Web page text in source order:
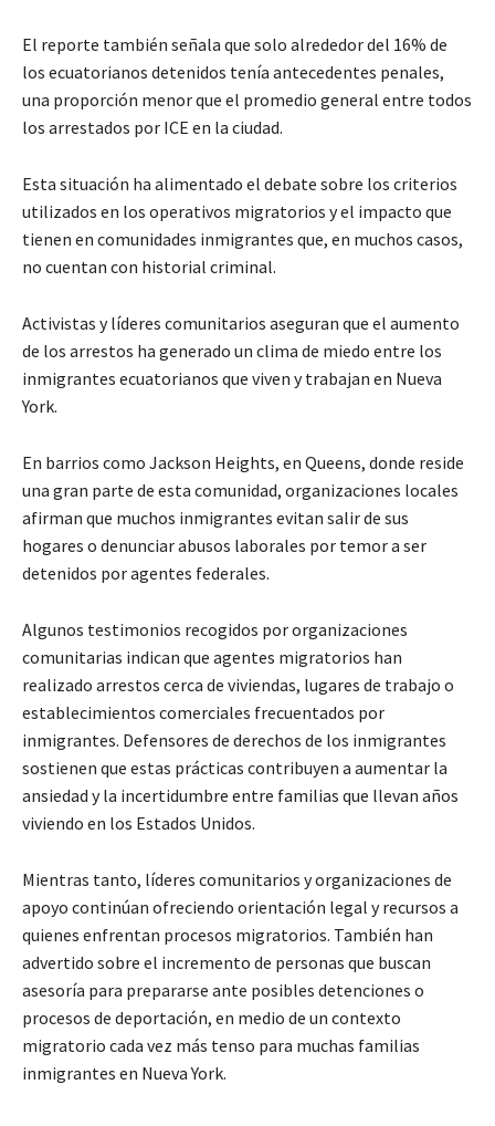
El reporte también señala que solo alrededor del 16% de
los ecuatorianos detenidos tenía antecedentes penales,
una proporción menor que el promedio general entre todos
los arrestados por ICE en la ciudad.
Esta situación ha alimentado el debate sobre los criterios
utilizados en los operativos migratorios y el impacto que
tienen en comunidades inmigrantes que, en muchos casos,
no cuentan con historial criminal.
Activistas y líderes comunitarios aseguran que el aumento
de los arrestos ha generado un clima de miedo entre los
inmigrantes ecuatorianos que viven y trabajan en Nueva
York.
En barrios como Jackson Heights, en Queens, donde reside
una gran parte de esta comunidad, organizaciones locales
afirman que muchos inmigrantes evitan salir de sus
hogares o denunciar abusos laborales por temor a ser
detenidos por agentes federales.
Algunos testimonios recogidos por organizaciones
comunitarias indican que agentes migratorios han
realizado arrestos cerca de viviendas, lugares de trabajo o
establecimientos comerciales frecuentados por
inmigrantes. Defensores de derechos de los inmigrantes
sostienen que estas prácticas contribuyen a aumentar la
ansiedad y la incertidumbre entre familias que llevan años
viviendo en los Estados Unidos.
Mientras tanto, líderes comunitarios y organizaciones de
apoyo continúan ofreciendo orientación legal y recursos a
quienes enfrentan procesos migratorios. También han
advertido sobre el incremento de personas que buscan
asesoría para prepararse ante posibles detenciones o
procesos de deportación, en medio de un contexto
migratorio cada vez más tenso para muchas familias
inmigrantes en Nueva York.